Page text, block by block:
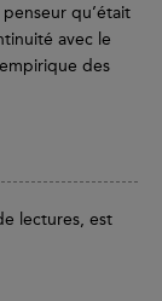
qu’était
avec le
des
lectures, est